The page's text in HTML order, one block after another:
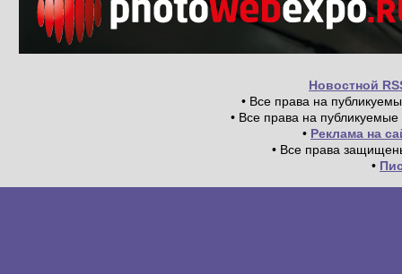
Новостной
• Все права на
• Все права на
• Реклама на
• Все права
•